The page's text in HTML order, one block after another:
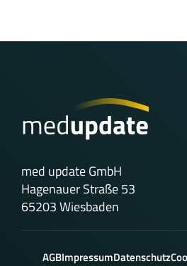
med update GmbH
Hagenauer Straße 53
65203 Wiesbaden
AGBImpressumDatenschutz